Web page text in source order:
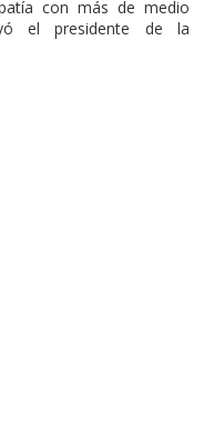
con más de medio
el presidente de la